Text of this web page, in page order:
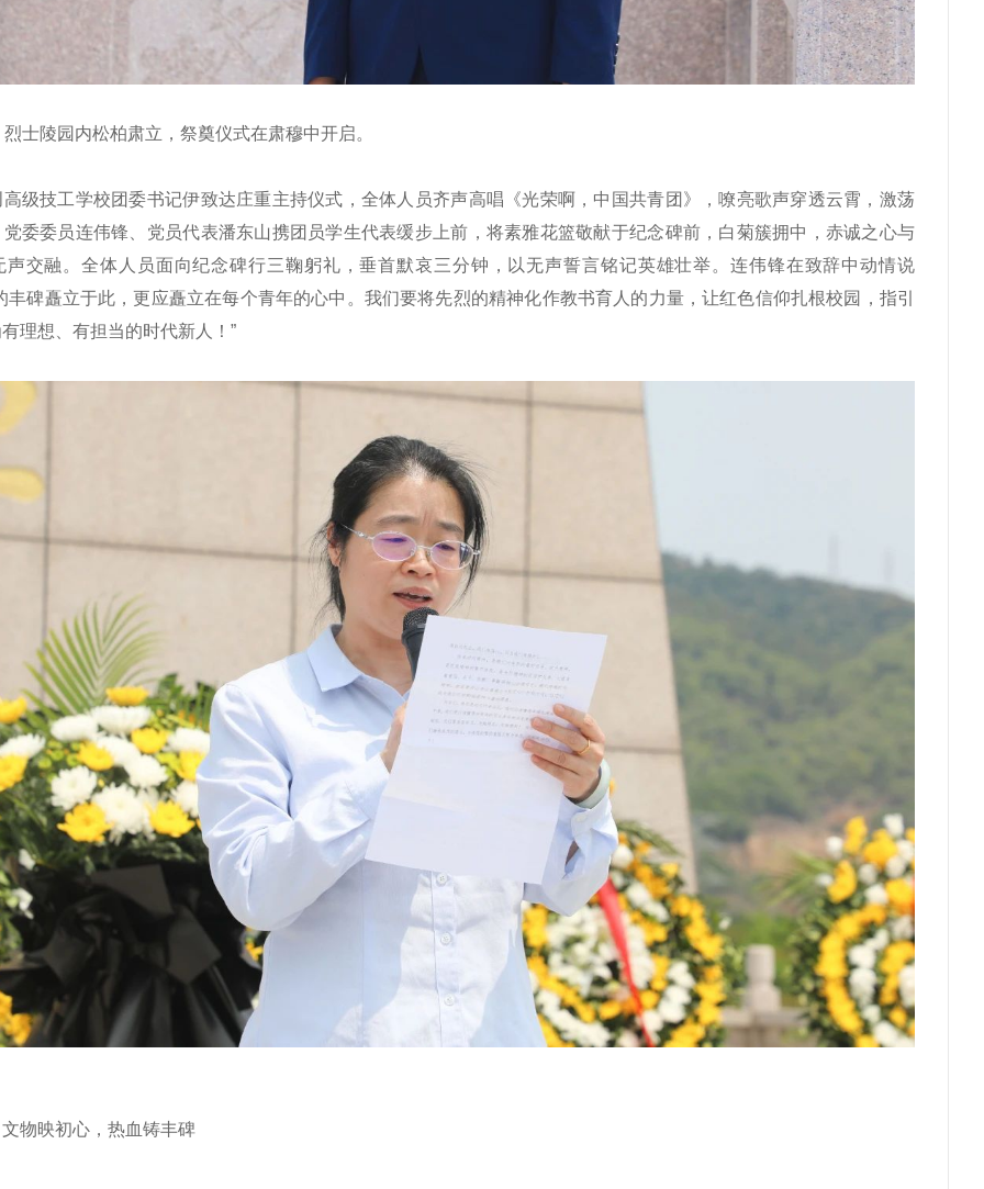
士陵园内松柏肃立，祭奠仪式在肃穆中开启。
级技工学校团委书记伊致达庄重主持仪式，全体人员齐声高唱《光荣啊，中国共青团》，嘹亮歌声穿透云霄，激荡
委委员连伟锋、党员代表潘东山携团员学生代表缓步上前，将素雅花篮敬献于纪念碑前，白菊簇拥中，赤诚之心与
声交融。全体人员面向纪念碑行三鞠躬礼，垂首默哀三分钟，以无声誓言铭记英雄壮举。连伟锋在致辞中动情说
丰碑矗立于此，更应矗立在每个青年的心中。我们要将先烈的精神化作教书育人的力量，让红色信仰扎根校园，指引
理想、有担当的时代新人！”
物映初心，热血铸丰碑